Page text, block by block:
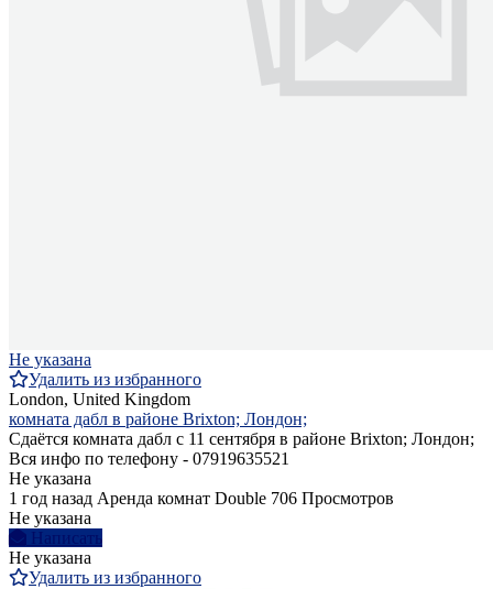
Не указана
Удалить из избранного
London, United Kingdom
комната дабл в районе Brixton; Лондон;
Сдаётся комната дабл с 11 сентября в районе Brixton; Лондон;
Вся инфо по телефону - 07919635521
Не указана
1 год назад Аренда комнат Double 706 Просмотров
Не указана
Написать
Не указана
Удалить из избранного